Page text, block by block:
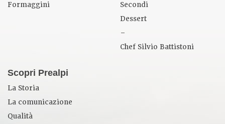
Formaggini
Secondi
Dessert
–
Chef Silvio Battistoni
Scopri Prealpi
La Storia
La comunicazione
Qualità